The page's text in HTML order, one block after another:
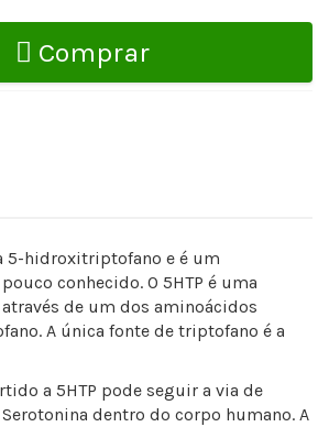
Comprar
5-hidroxitriptofano e é um
conhecido. O 5HTP é uma
de um dos aminoácidos
A única fonte de triptofano é a
a 5HTP pode seguir a via de
dentro do corpo humano. A